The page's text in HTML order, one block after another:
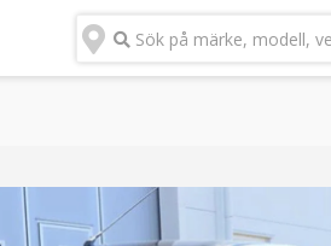
Sök på märke, modell,